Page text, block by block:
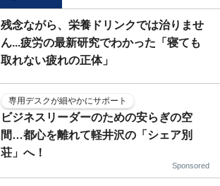
残念ながら、栄養ドリンクでは治りませ
ん...疲労の最新研究でわかった「寝ても
取れない疲れの正体」
専用デスクが細やかにサポート
ビジネスリーダーのための安らぎの空
間…都心を離れて軽井沢の「シェア別
荘」へ！
Sponsored